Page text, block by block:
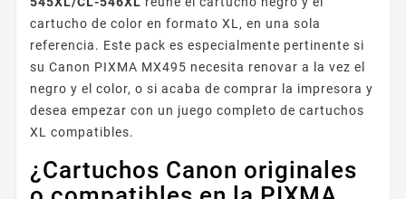
cartucho de color en formato XL, en una sola
referencia. Este pack es especialmente pertinente si
su Canon PIXMA MX495 necesita renovar a la vez el
negro y el color, o si acaba de comprar la impresora y
desea empezar con un juego completo de cartuchos
XL compatibles.
¿Cartuchos Canon originales